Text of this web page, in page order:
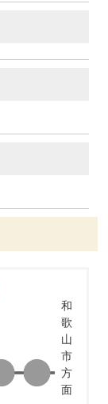
和
歌
山
市
方
面